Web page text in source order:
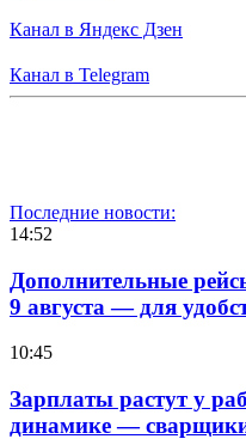
Канал в Яндекс Дзен
Канал в Telegram
Последние новости:
14:52
Дополнительные
9 августа — для
10:45
Зарплаты растут у
динамике —